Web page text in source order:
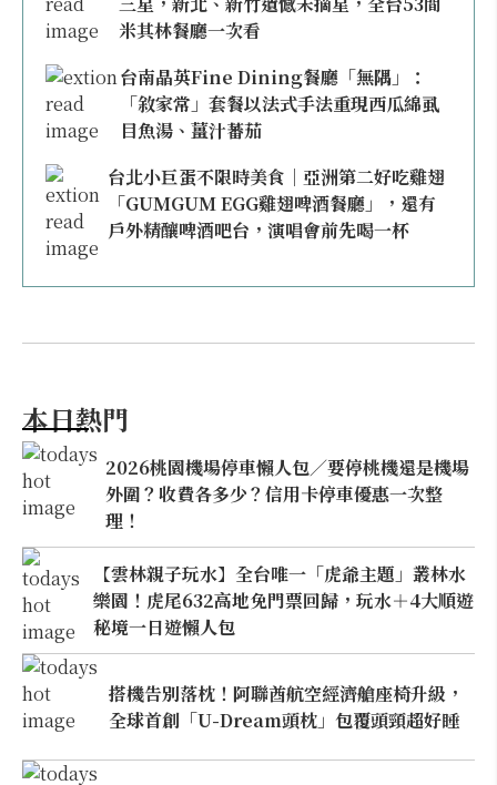
米其林餐廳一次看
台南晶英Fine Dining餐廳「無隅」：
「敘家常」套餐以法式手法重現西瓜綿虱
目魚湯、薑汁蕃茄
台北小巨蛋不限時美食｜亞洲第二好吃雞翅
「GUMGUM EGG雞翅啤酒餐廳」，還有
戶外精釀啤酒吧台，演唱會前先喝一杯
本日熱門
2026桃園機場停車懶人包／要停桃機還是機場
外圍？收費各多少？信用卡停車優惠一次整
理！
【雲林親子玩水】全台唯一「虎爺主題」叢林水
樂園！虎尾632高地免門票回歸，玩水＋4大順遊
秘境一日遊懶人包
搭機告別落枕！阿聯酋航空經濟艙座椅升級，
全球首創「U-Dream頭枕」包覆頭頸超好睡